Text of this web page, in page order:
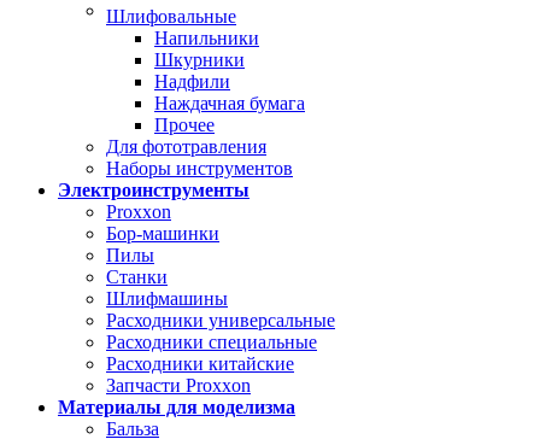
Шлифовальные
Напильники
Шкурники
Надфили
Наждачная бумага
Прочее
Для фототравления
Наборы инструментов
Электроинструменты
Proxxon
Бор-машинки
Пилы
Станки
Шлифмашины
Расходники универсальные
Расходники специальные
Расходники китайские
Запчасти Proxxon
Материалы для моделизма
Бальза